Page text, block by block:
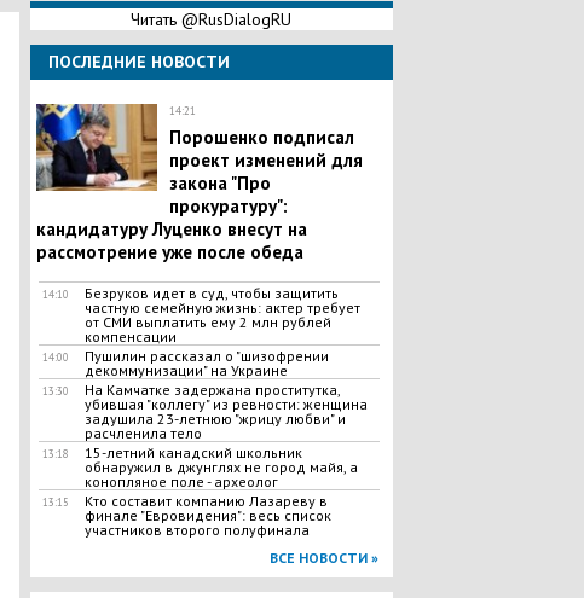
Читать @RusDialogRU
ПОСЛЕДНИЕ НОВОСТИ
14:21
Порошенко подписал
проект изменений для
закона "Про
прокуратуру":
кандидатуру Луценко внесут на
рассмотрение уже после обеда
14:10
Безруков идет в суд, чтобы защитить
частную семейную жизнь: актер требует
от СМИ выплатить ему 2 млн рублей
компенсации
14:00
Пушилин рассказал о "шизофрении
декоммунизации" на Украине
13:30
На Камчатке задержана проститутка,
убившая "коллегу" из ревности: женщина
задушила 23-летнюю "жрицу любви" и
расчленила тело
13:18
15-летний канадский школьник
обнаружил в джунглях не город майя, а
конопляное поле - археолог
13:15
Кто составит компанию Лазареву в
финале "Евровидения": весь список
участников второго полуфинала
ВСЕ НОВОСТИ »